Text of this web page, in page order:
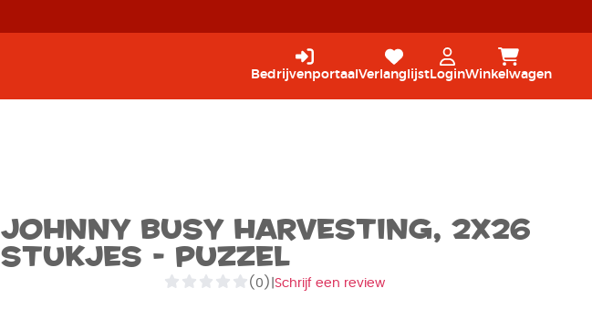
Bedrijvenportaal Verlanglijst LoginWinkelwagen
Johnny busy harvesting, 2x26
stukjes - Puzzel
(0) Schrijf een review